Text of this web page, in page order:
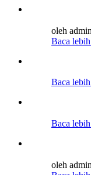
oleh
Baca
Baca
Baca
oleh